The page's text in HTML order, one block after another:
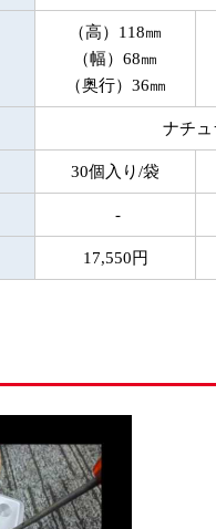
（高）118㎜
（幅）68㎜
（奥行）36㎜
ナチュ
30個入り/袋
-
17,550円